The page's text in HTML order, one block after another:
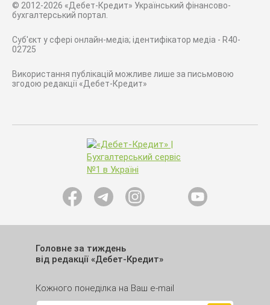
© 2012-2026 «Дебет-Кредит» Український фінансово-
бухгалтерський портал.
Суб'єкт у сфері онлайн-медіа; ідентифікатор медіа - R40-
02725
Використання публікацій можливе лише за письмовою
згодою редакції «Дебет-Кредит»
Головне за тиждень
від редакції «Дебет-Кредит»
Кожного понеділка на Ваш e-mail